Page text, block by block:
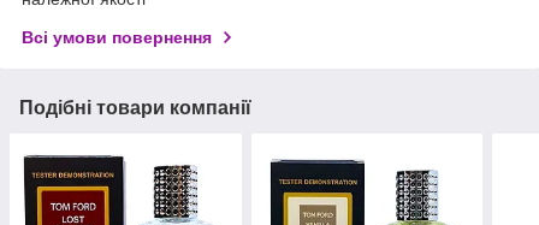
Всі умови повернення
Подібні товари компанії